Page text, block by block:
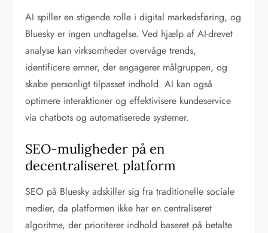
AI spiller en stigende rolle i digital markedsføring, og
Bluesky er ingen undtagelse. Ved hjælp af AI-drevet
analyse kan virksomheder overvåge trends,
identificere emner, der engagerer målgruppen, og
skabe personligt tilpasset indhold. AI kan også
optimere interaktioner og effektivisere kundeservice
via chatbots og automatiserede systemer.
SEO-muligheder på en
decentraliseret platform
SEO på Bluesky adskiller sig fra traditionelle sociale
medier, da platformen ikke har en centraliseret
algoritme, der prioriterer indhold baseret på betalte